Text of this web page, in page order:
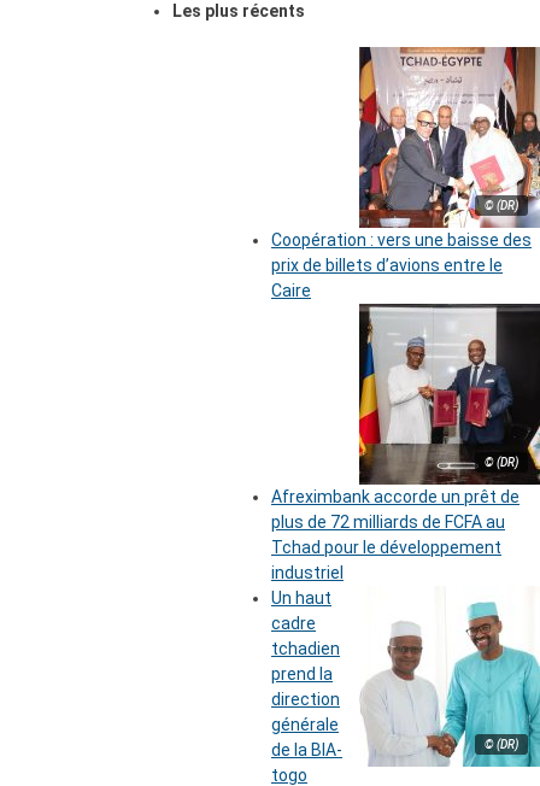
Les plus récents
© (DR)
Coopération : vers une baisse des
prix de billets d’avions entre le
Caire
© (DR)
Afreximbank accorde un prêt de
plus de 72 milliards de FCFA au
Tchad pour le développement
industriel
© (DR)
Un haut
cadre
tchadien
prend la
direction
générale
de la BIA-
togo